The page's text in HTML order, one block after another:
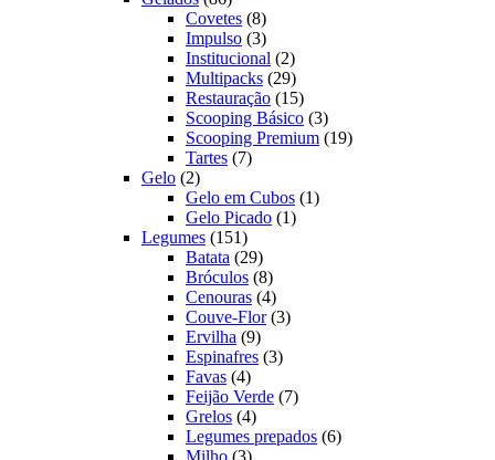
produtos
Covetes 88
produtos
Impulso 33
produtos
Institucional 22
produtos
Multipacks 2929
produtos
Restauração 1515
produtos
Scooping Básico 33
produtos
Scooping Premium 1919
Tartes 77
Gelo 22
produtos
Gelo em Cubos 11
Gelo Picado 11
Legumes 151151
produtos
Batata 2929
produtos
Bróculos 88
produtos
Cenouras 44
produtos
Couve-Flor 33
Ervilha 99
produtos
Espinafres 33
Favas 44
produtos
Feijão Verde 77
Grelos 44
produtos
Legumes prepados 66
3